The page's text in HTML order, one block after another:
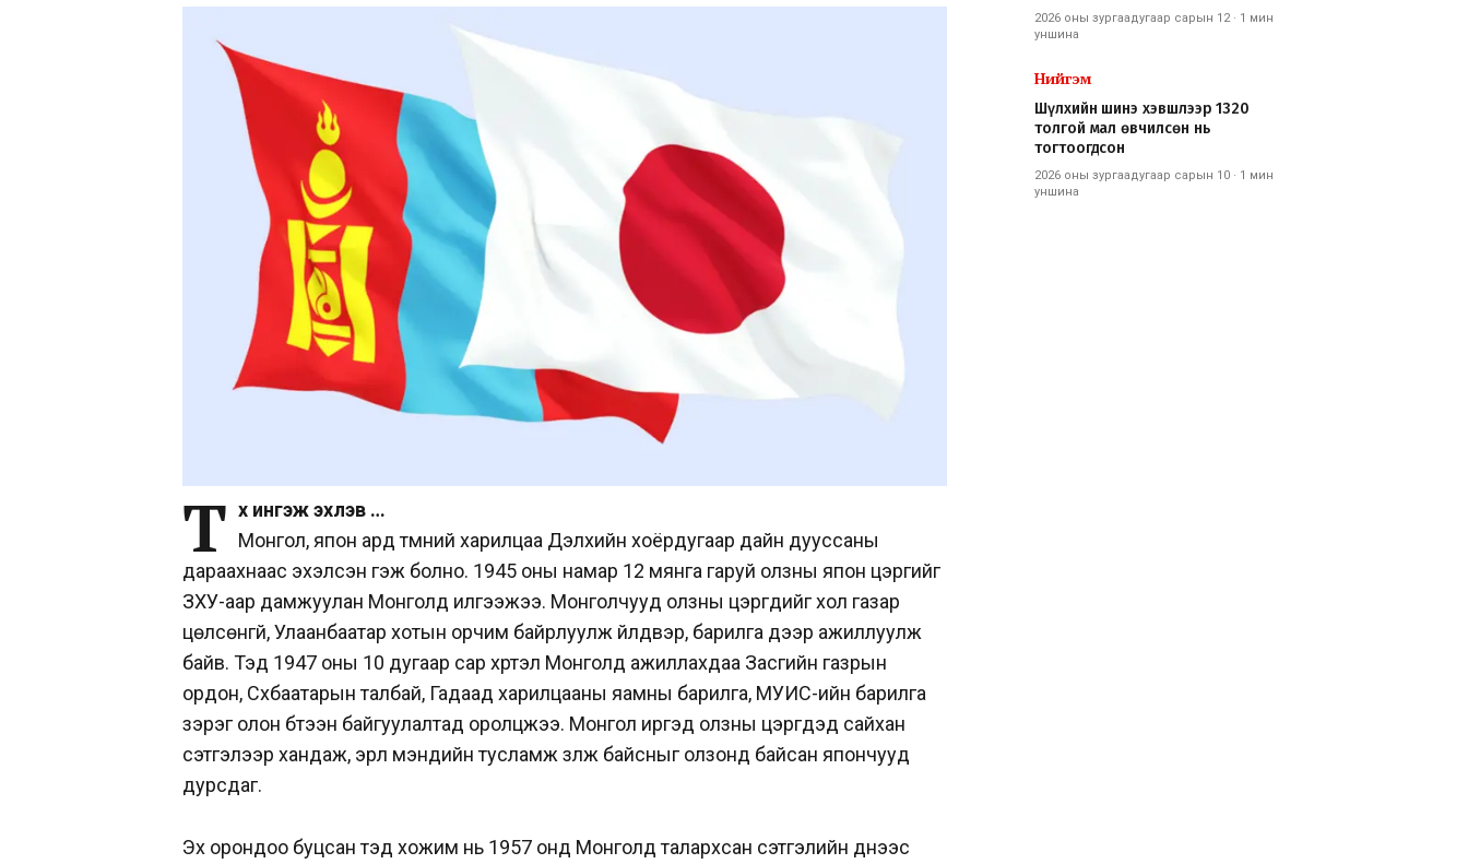
Т үүх ингэж эхлэв …
Монгол, япон ард түмний харилцаа Дэлхийн хоёрдугаар дайн дууссаны
дараахнаас эхэлсэн гэж болно. 1945 оны намар 12 мянга гаруй олзны япон цэргийг
ЗХУ-аар дамжуулан Монголд илгээжээ. Монголчууд олзны цэргүүдийг хол газар
цөлсөнгүй, Улаанбаатар хотын орчим байрлуулж үйлдвэр, барилга дээр ажиллуулж
байв. Тэд 1947 оны 10 дугаар сар хүртэл Монголд ажиллахдаа Засгийн газрын
ордон, Сүхбаатарын талбай, Гадаад харилцааны яамны барилга, МУИС-ийн барилга
зэрэг олон бүтээн байгуулалтад оролцжээ. Монгол иргэд олзны цэргүүдэд сайхан
сэтгэлээр хандаж, эрүүл мэндийн тусламж үзүүлж байсныг олзонд байсан япончууд
дурсдаг.
Эх орондоо буцсан тэд хожим нь 1957 онд Монголд талархсан сэтгэлийн үүднээс
2026 оны зургаадугаар сарын 12· 1 мин
уншина
Нийгэм
Шүлхийн шинэ хэвшлээр 1320
толгой мал өвчилсөн нь
тогтоогдсон
2026 оны зургаадугаар сарын 10 · 1 мин
уншина